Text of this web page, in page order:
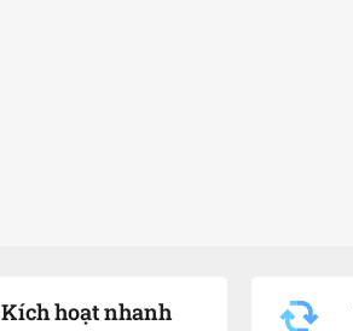
Kích hoạt nhanh